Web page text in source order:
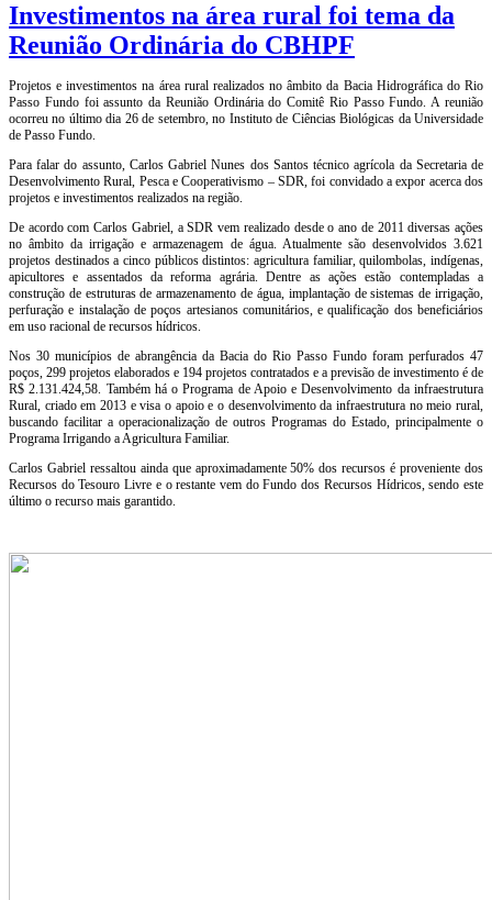
Investimentos na área rural foi tema da
Reunião Ordinária do CBHPF
Projetos e investimentos na área rural realizados no âmbito da Bacia Hidrográfica do Rio
Passo Fundo foi assunto da Reunião Ordinária do Comitê Rio Passo Fundo. A reunião
ocorreu no último dia 26 de setembro, no Instituto de Ciências Biológicas da Universidade
de Passo Fundo.
Para falar do assunto, Carlos Gabriel Nunes dos Santos técnico agrícola da Secretaria de
Desenvolvimento Rural, Pesca e Cooperativismo – SDR, foi convidado a expor acerca dos
projetos e investimentos realizados na região.
De acordo com Carlos Gabriel, a SDR vem realizado desde o ano de 2011 diversas ações
no âmbito da irrigação e armazenagem de água. Atualmente são desenvolvidos 3.621
projetos destinados a cinco públicos distintos: agricultura familiar, quilombolas, indígenas,
apicultores e assentados da reforma agrária. Dentre as ações estão contempladas a
construção de estruturas de armazenamento de água, implantação de sistemas de irrigação,
perfuração e instalação de poços artesianos comunitários, e qualificação dos beneficiários
em uso racional de recursos hídricos.
Nos 30 municípios de abrangência da Bacia do Rio Passo Fundo foram perfurados 47
poços, 299 projetos elaborados e 194 projetos contratados e a previsão de investimento é de
R$ 2.131.424,58. Também há o Programa de Apoio e Desenvolvimento da infraestrutura
Rural, criado em 2013 e visa o apoio e o desenvolvimento da infraestrutura no meio rural,
buscando facilitar a operacionalização de outros Programas do Estado, principalmente o
Programa Irrigando a Agricultura Familiar.
Carlos Gabriel ressaltou ainda que aproximadamente 50% dos recursos é proveniente dos
Recursos do Tesouro Livre e o restante vem do Fundo dos Recursos Hídricos, sendo este
último o recurso mais garantido.